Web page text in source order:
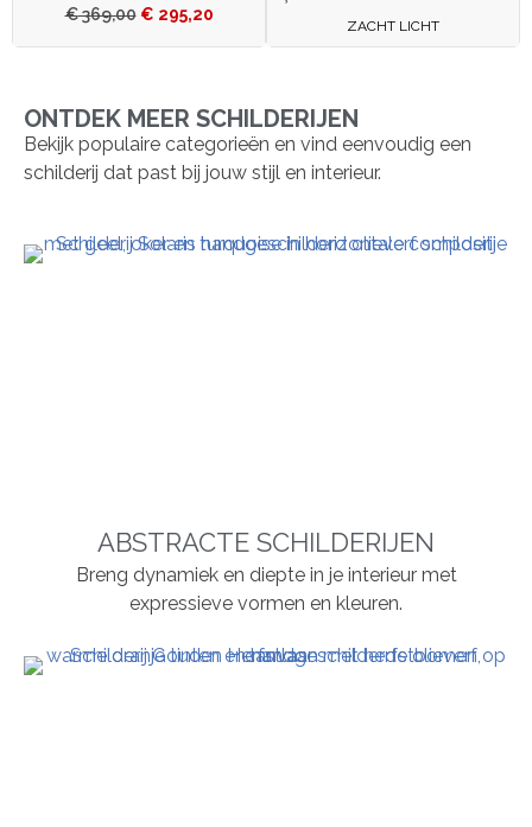
€369,00 € 295,20
ZACHT LICHT
ONTDEK MEER SCHILDERIJEN
Bekijk populaire categorieën en vind eenvoudig een
schilderij dat past bij jouw stijl en interieur.
ABSTRACTE SCHILDERIJEN
Breng dynamiek en diepte in je interieur met
expressieve vormen en kleuren.